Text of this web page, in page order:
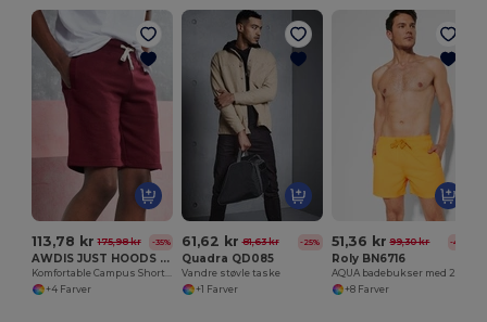
113,78 kr 175,98 kr -35%
AWDIS JUST HOODS JH080
Komfortable Campus Shorts med Lommer og Snor
+4 Farver
61,62 kr 81,63 kr -25%
Quadra QD085
Vandre støvle taske
+1 Farver
51,36 kr 99,30 kr -48%
Roly BN6716
+8 Farver